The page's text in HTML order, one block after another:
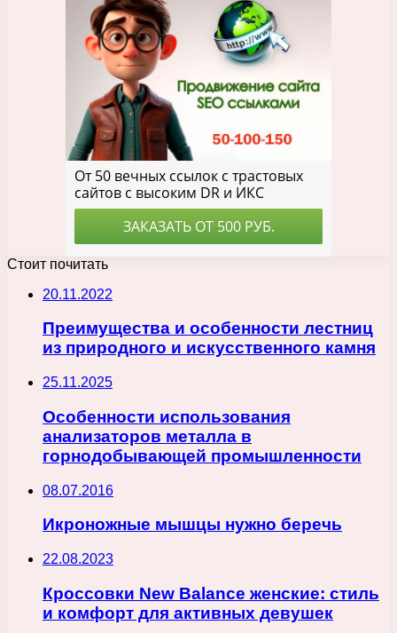
Стоит почитать
20.11.2022
Преимущества и особенности лестниц
из природного и искусственного камня
25.11.2025
Особенности использования
анализаторов металла в
горнодобывающей промышленности
08.07.2016
Икроножные мышцы нужно беречь
22.08.2023
Кроссовки New Balance женские: стиль
и комфорт для активных девушек